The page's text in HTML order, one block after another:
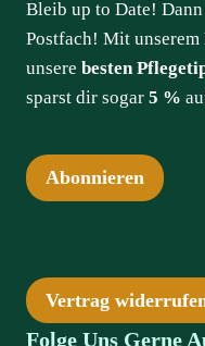
Bleib up to Date!
Postfach! Mit
unsere besten
sparst dir sogar 5 %
Abonnieren
Vertrag
Folge Uns Gerne